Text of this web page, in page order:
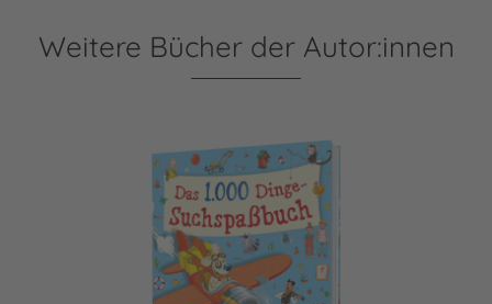
Weitere Bücher der Autor:innen